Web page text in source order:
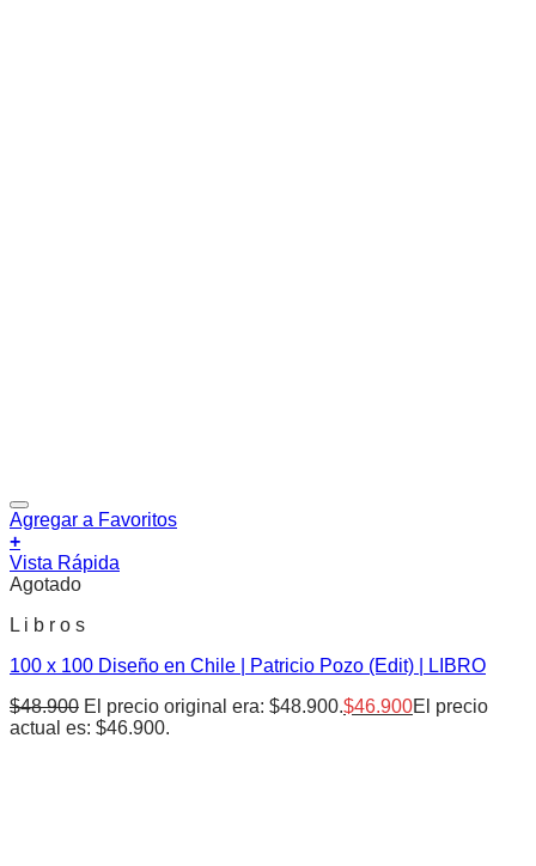
Agregar a Favoritos
+
Vista Rápida
Agotado
L i b r o s
100 x 100 Diseño en Chile | Patricio Pozo (Edit) | LIBRO
$48.900 El precio original era: $48.900.$46.900El precio
actual es: $46.900.